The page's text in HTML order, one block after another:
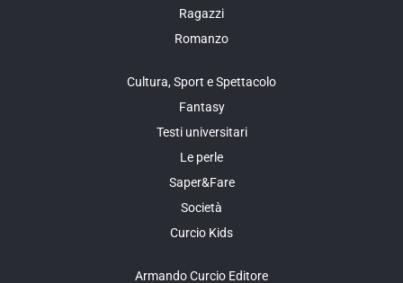
Ragazzi
Romanzo
Cultura, Sport e Spettacolo
Fantasy
Testi universitari
Le perle
Saper&Fare
Società
Curcio Kids
Armando Curcio Editore